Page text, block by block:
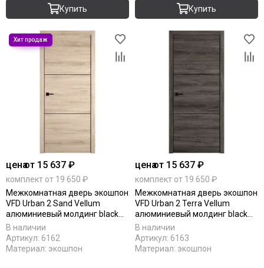
Купить Купить
ценаот 15 637 ₽
комплект от 19 650 ₽
Межкомнатная дверь экошпон
VFD Urban 2 Sand Vellum
алюминиевый молдинг black
mould
В наличии
Артикул: 6162
Материал: экошпон
ценаот 15 637 ₽
комплект от 19 650 ₽
Межкомнатная дверь экошпон
VFD Urban 2 Terra Vellum
алюминиевый молдинг black
mould
В наличии
Артикул: 6163
Материал: экошпон